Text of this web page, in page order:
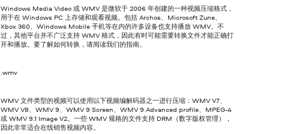
Windows Media Video 或 WMV 是微软于 2006 年创建的一种视频压缩格式，
用于在 Windows PC 上存储和观看视频。包括 Archos、Microsoft Zune、
Xbox 360、Windows Mobile 手机等在内的许多设备也支持播放 WMV。不
过，其他平台并不广泛支持 WMV 格式，因此有时可能需要转换文件才能正确打
开和播放。要了解如何转换，请阅读我们的指南。
.wmv
WMV 文件类型的视频可以使用以下视频编解码器之一进行压缩：WMV V7、
WMV V8、WMV 9、WMV 9 Screen、WMV 9 Advanced profile、MPEG-4
或 WMV 9.1 Image V2。一些 WMV 规格的文件支持 DRM（数字版权管理），
因此非常适合在线销售视频内容。